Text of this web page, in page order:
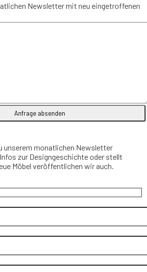
Newsletter mit neu eingetroffenen
unserem monatlichen Newsletter
zur Designgeschichte oder stellt
Möbel veröffentlichen wir auch.